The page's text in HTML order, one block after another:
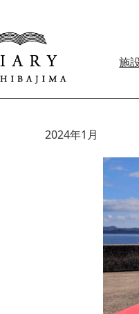
施
2024年1月